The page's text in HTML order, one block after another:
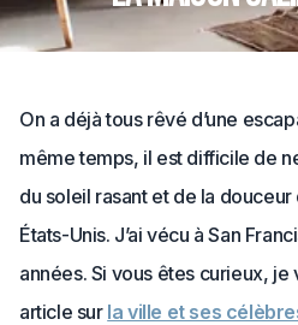
On a déjà tous rêvé d’une
même temps, il est difficile de
du soleil rasant et de la
États-Unis. J’ai vécu à San
années. Si vous êtes curieux,
article sur la ville et ses